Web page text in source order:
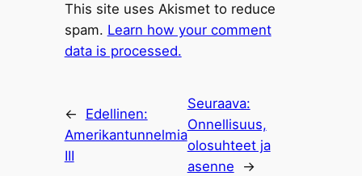
This site uses Akismet to reduce
spam. Learn how your comment
data is processed.
←
Edellinen:
Amerikantunnelmia
III
Seuraava:
Onnellisuus,
olosuhteet ja
asenne
→